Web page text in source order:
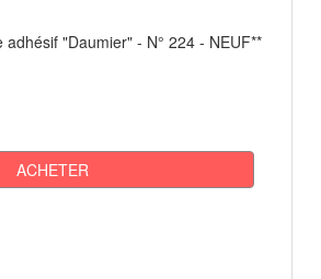
"Daumier" - N° 224 - NEUF**
ACHETER